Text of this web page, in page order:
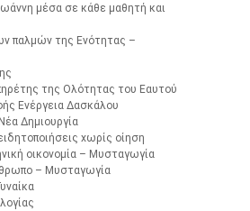
μέσα σε κάθε μαθητή και
παλμών της Ενότητας –
της Ολότητας του Εαυτού
Ενέργεια Δασκάλου
Δημιουργία
χωρίς οίηση
οικονομία – Μυσταγωγία
– Μυσταγωγία